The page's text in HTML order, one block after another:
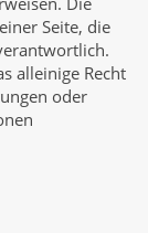
Seite, die
alleinige Recht
oder